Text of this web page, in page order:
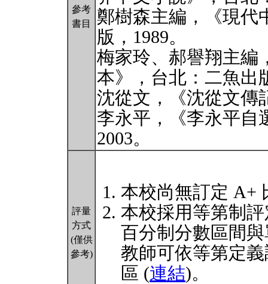
參考
書目
鄭樹森主編，《現代
版，1989。
梅家玲、郝譽翔主編
本》，台北：二魚出
沈從文，《沈從文傳
李永平，《李永平自
2003。
評量
方式
(僅供
參考)
本校尚無訂定 A+
本校採用等第制
百分制分數區間
教師可依等第定
區 (連結)。